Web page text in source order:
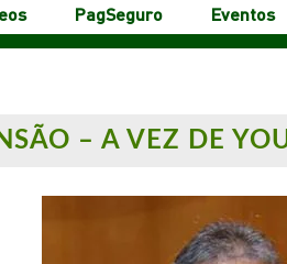
PagSeguro Eventos
– A VEZ DE